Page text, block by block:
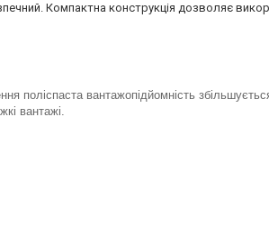
Компактна конструкція дозволяє
поліспаста вантажопідйомність
вантажі.